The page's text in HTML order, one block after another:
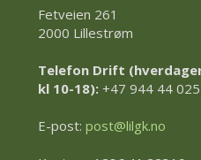
Fetveien 261
2000 Lillestrøm
Telefon Drift
kl 10-18): +47 944 44 025
E-post: post@lilgk.no